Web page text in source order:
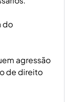
do
agressão
de direito